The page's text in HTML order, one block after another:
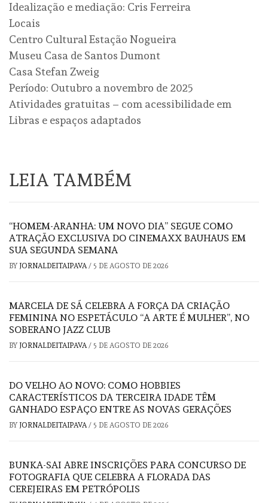
Idealização e mediação: Cris Ferreira
Locais
Centro Cultural Estação Nogueira
Museu Casa de Santos Dumont
Casa Stefan Zweig
Período: Outubro a novembro de 2025
Atividades gratuitas – com acessibilidade em
Libras e espaços adaptados
LEIA TAMBÉM
“HOMEM-ARANHA: UM NOVO DIA” SEGUE COMO
ATRAÇÃO EXCLUSIVA DO CINEMAXX BAUHAUS EM
SUA SEGUNDA SEMANA
BY JORNALDEITAIPAVA/ 5 DE AGOSTO DE 2026
MARCELA DE SÁ CELEBRA A FORÇA DA CRIAÇÃO
FEMININA NO ESPETÁCULO “A ARTE É MULHER”, NO
SOBERANO JAZZ CLUB
BY JORNALDEITAIPAVA/ 5 DE AGOSTO DE 2026
DO VELHO AO NOVO: COMO HOBBIES
CARACTERÍSTICOS DA TERCEIRA IDADE TÊM
GANHADO ESPAÇO ENTRE AS NOVAS GERAÇÕES
BY JORNALDEITAIPAVA/ 5 DE AGOSTO DE 2026
BUNKA-SAI ABRE INSCRIÇÕES PARA CONCURSO DE
FOTOGRAFIA QUE CELEBRA A FLORADA DAS
CEREJEIRAS EM PETRÓPOLIS